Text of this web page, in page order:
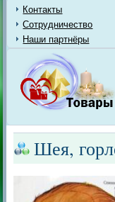
Контакты
Сотрудничество
Наши партнёры
Шея,